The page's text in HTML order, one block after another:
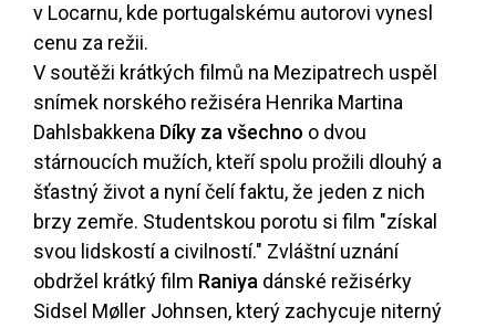
v Locarnu, kde portugalskému autorovi vynesl
cenu za režii.
V soutěži krátkých filmů na Mezipatrech uspěl
snímek norského režiséra Henrika Martina
Dahlsbakkena Díky za všechno o dvou
stárnoucích mužích, kteří spolu prožili dlouhý a
šťastný život a nyní čelí faktu, že jeden z nich
brzy zemře. Studentskou porotu si film "získal
svou lidskostí a civilností." Zvláštní uznání
obdržel krátký film Raniya dánské režisérky
Sidsel Møller Johnsen, který zachycuje niterný